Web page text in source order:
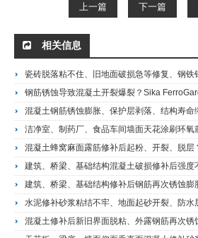
上一篇 下一篇
相关信息